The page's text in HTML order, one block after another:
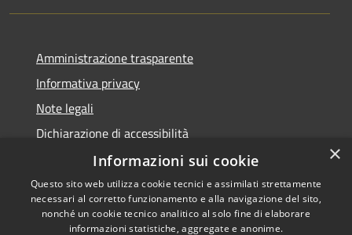
Amministrazione trasparente
Informativa privacy
Note legali
Dichiarazione di accessibilità
Accessibilità
Copyright © 2026 • Comune di
Viadanica • Powered by
×
Informazioni sui cookie
Questo sito web utilizza cookie tecnici e assimilati strettamente
necessari al corretto funzionamento e alla navigazione del sito,
nonché un cookie tecnico analitico al solo fine di elaborare
informazioni statistiche, aggregate e anonime.